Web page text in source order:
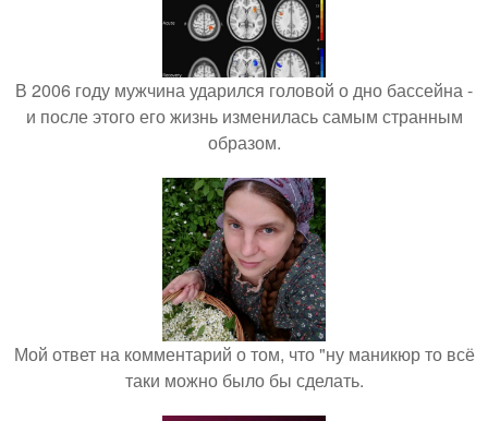
В 2006 году мужчина ударился головой о дно бассейна -
и после этого его жизнь изменилась самым странным
образом.
Мой ответ на комментарий о том, что "ну маникюр то всё
таки можно было бы сделать.